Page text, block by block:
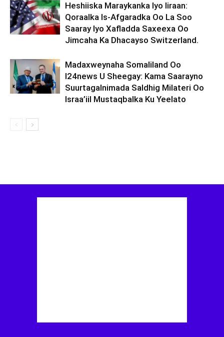
Heshiiska Maraykanka Iyo Iiraan:
Qoraalka Is-Afgaradka Oo La Soo
Saaray Iyo Xafladda Saxeexa Oo
Jimcaha Ka Dhacayso Switzerland.
Madaxweynaha Somaliland Oo
I24news U Sheegay: Kama Saarayno
Suurtagalnimada Saldhig Milateri Oo
Israa’iil Mustaqbalka Ku Yeelato